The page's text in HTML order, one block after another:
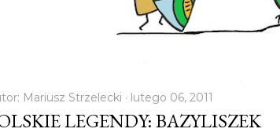
Mariusz Strzelecki lutego 06, 2011
LEGENDY: BAZYLISZEK